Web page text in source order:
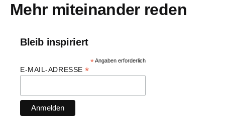
Mehr miteinander reden
Bleib inspiriert
*Angaben erforderlich
E-MAIL-ADRESSE*